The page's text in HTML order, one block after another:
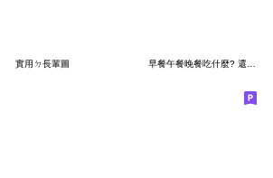
實用ㄉ長輩圖 早餐午餐晚餐吃什麼? 還是吃土就好